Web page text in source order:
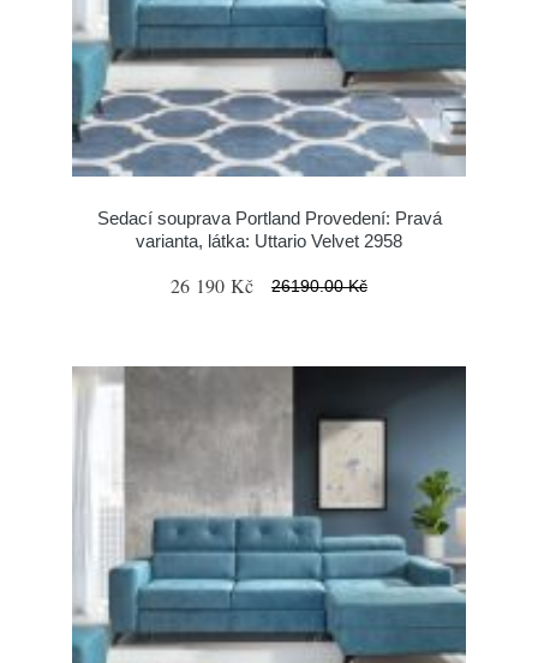
Sedací souprava Portland Provedení: Pravá
varianta, látka: Uttario Velvet 2958
26 190 Kč 26190.00 Kč